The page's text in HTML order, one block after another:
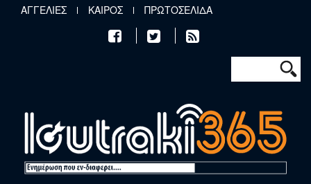
Παράκαμψη προς το κυρίως περιεχόμενο
ΑΓΓΕΛΙΕΣ ΚΑΙΡΟΣ ΠΡΩΤΟΣΕΛΙΔΑ
Φόρμα
Αναζήτηση